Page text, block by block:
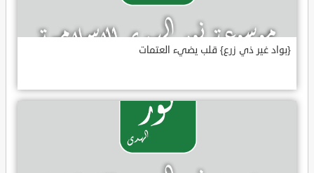
{بواد غير ذي زرع} قلب يضيء العتمات